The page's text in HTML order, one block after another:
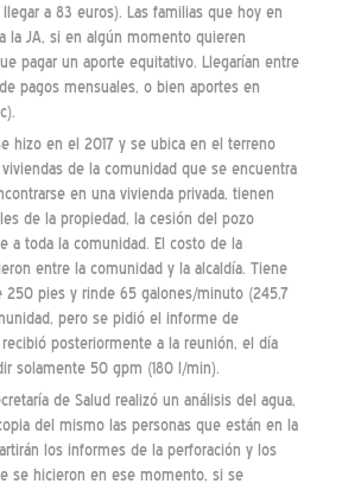
a 83 euros). Las familias que hoy en
la JA, si en algún momento quieren
pagar un aporte equitativo. Llegarían entre
pagos mensuales, o bien aportes en
hizo en el 2017 y se ubica en el terreno
de la comunidad que se encuentra
en una vivienda privada, tienen
de la propiedad, la cesión del pozo
a toda la comunidad. El costo de la
entre la comunidad y la alcaldía. Tiene
250 pies y rinde 65 galones/minuto (245,7
pero se pidió el informe de
posteriormente a la reunión, el día
solamente 50 gpm (180 l/min).
de Salud realizó un análisis del agua,
del mismo las personas que están en la
los informes de la perforación y los
se hicieron en ese momento, si se